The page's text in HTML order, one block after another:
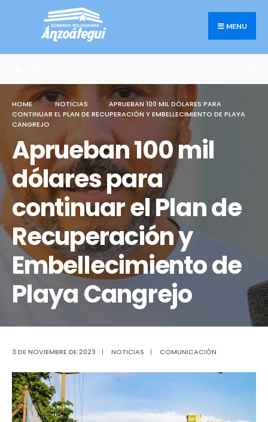
MENU
HOME NOTICIAS
APRUEBAN 100 MIL DÓLARES PARA
CONTINUAR EL PLAN DE RECUPERACIÓN Y EMBELLECIMIENTO DE PLAYA
CANGREJO
Aprueban 100 mil
dólares para
continuar el Plan de
Recuperación y
Embellecimiento de
Playa Cangrejo
3 DE NOVIEMBRE DE 2023 | NOTICIAS | COMUNICACIÓN
Search